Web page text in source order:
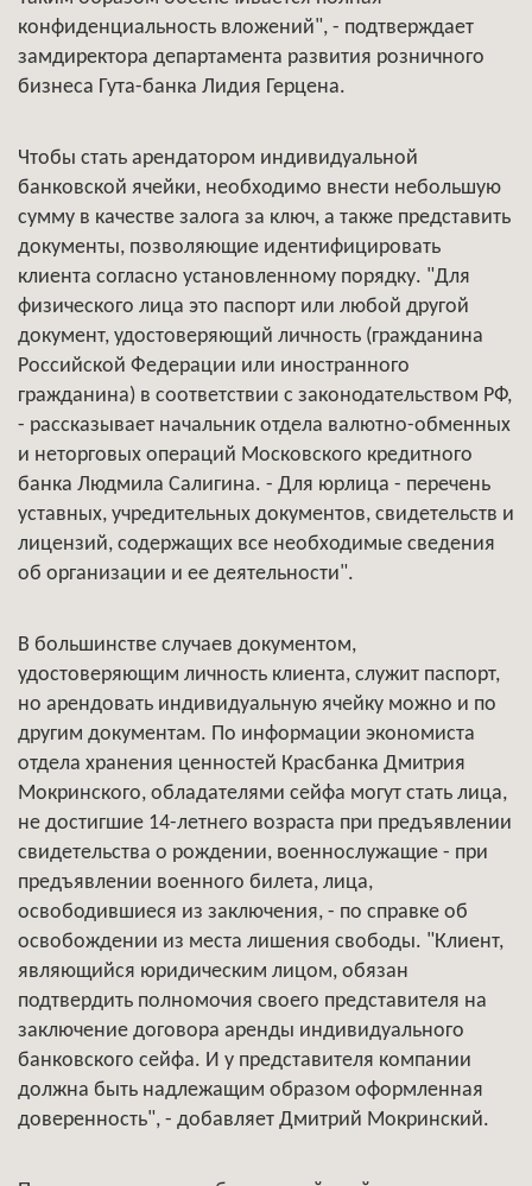
конфиденциальность вложений", - подтверждает
замдиректора департамента развития розничного
бизнеса Гута-банка Лидия Герцена.
Чтобы стать арендатором индивидуальной
банковской ячейки, необходимо внести небольшую
сумму в качестве залога за ключ, а также представить
документы, позволяющие идентифицировать
клиента согласно установленному порядку. "Для
физического лица это паспорт или любой другой
документ, удостоверяющий личность (гражданина
Российской Федерации или иностранного
гражданина) в соответствии с законодательством РФ,
- рассказывает начальник отдела валютно-обменных
и неторговых операций Московского кредитного
банка Людмила Салигина. - Для юрлица - перечень
уставных, учредительных документов, свидетельств и
лицензий, содержащих все необходимые сведения
об организации и ее деятельности".
В большинстве случаев документом,
удостоверяющим личность клиента, служит паспорт,
но арендовать индивидуальную ячейку можно и по
другим документам. По информации экономиста
отдела хранения ценностей Красбанка Дмитрия
Мокринского, обладателями сейфа могут стать лица,
не достигшие 14-летнего возраста при предъявлении
свидетельства о рождении, военнослужащие - при
предъявлении военного билета, лица,
освободившиеся из заключения, - по справке об
освобождении из места лишения свободы. "Клиент,
являющийся юридическим лицом, обязан
подтвердить полномочия своего представителя на
заключение договора аренды индивидуального
банковского сейфа. И у представителя компании
должна быть надлежащим образом оформленная
доверенность", - добавляет Дмитрий Мокринский.